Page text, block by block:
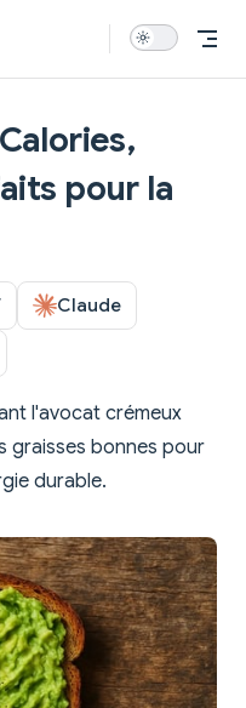
pour la
Claude
l'avocat crémeux
graisses bonnes pour
durable.